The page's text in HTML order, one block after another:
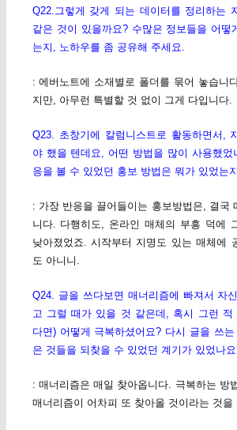
Q22.그렇게 갖게 되는 데이터를 정리하는
같은 것이 있을까요? 수많은 정보들을 어떻
는지, 노하우를 좀 공유해 주세요.
: 에버노트에 소재별로 폴더를 묶어 놓습니
지만, 아무런 특별할 것 없이 그게 다입니다.
Q23. 초창기에 칼럼니스트로 활동하면서,
야 했을 텐데요, 어떤 방법을 많이 사용했었
응을 볼 수 있었던 홍보 방법은 뭐가 있었는
: 가장 반응을 끌어들이는 홍보방법은, 결국
니다. 다행히도, 온라인 매체의 부흥 덕에
낮아졌었죠. 시작부터 지명도 있는 매체에
도 아니니.
Q24. 글을 쓰다보면 매너리즘에 빠져서 자
고 그럴 때가 있을 것 같은데, 혹시 그런 적
다면) 어떻게 극복하셨어요? 다시 글을 쓰
은 것들을 되찾을 수 있었던 계기가 있었나
: 매너리즘은 매일 찾아옵니다. 극복하는 방
매너리즘이 어차피 또 찾아올 것이라는 것을